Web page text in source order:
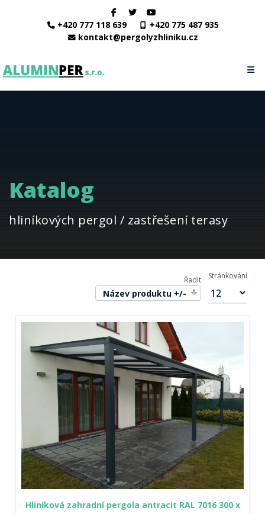
+420 777 118 639
+420 775 487 935
kontakt@pergolyzhliniku.cz
Katalog
hliníkových pergol / zastřešení terasy
Řadit
Název produktu +/-
Stránkování
Hliníková zahradní pergola antracit RAL 7016 300 x